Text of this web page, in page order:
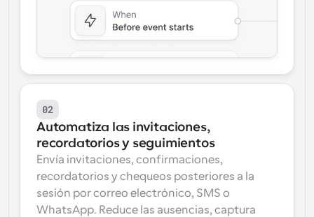
02
Automatiza las invitaciones,
recordatorios y seguimientos
Envía invitaciones, confirmaciones,
recordatorios y chequeos posteriores a la
sesión por correo electrónico, SMS o
WhatsApp. Reduce las ausencias, captura